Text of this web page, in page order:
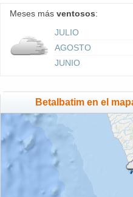
Meses más ventosos:
JULIO
AGOSTO
JUNIO
Betalbatim en el